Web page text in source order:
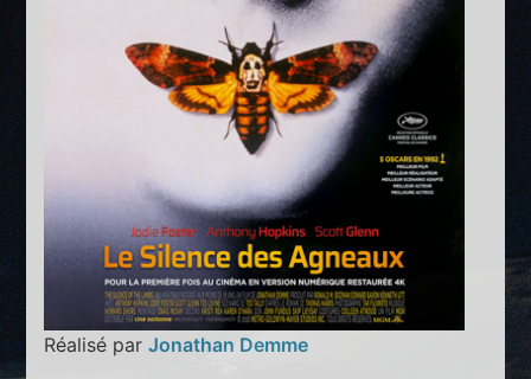
Réalisé parJonathan Demme